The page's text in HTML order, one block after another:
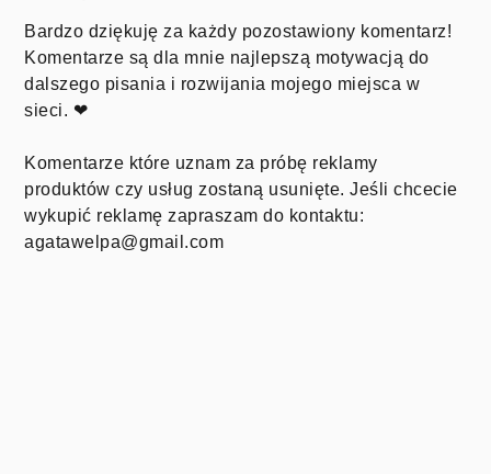
Bardzo dziękuję za każdy pozostawiony komentarz!
Komentarze są dla mnie najlepszą motywacją do
dalszego pisania i rozwijania mojego miejsca w
sieci. ❤
Komentarze które uznam za próbę reklamy
produktów czy usług zostaną usunięte. Jeśli chcecie
wykupić reklamę zapraszam do kontaktu:
agatawelpa@gmail.com